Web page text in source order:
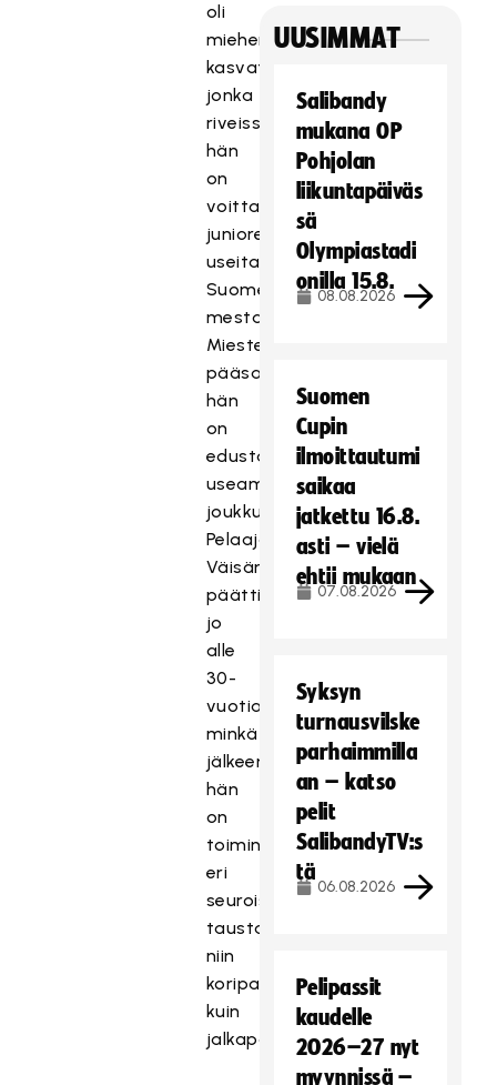
oli
miehen
kasvattajaseura,
jonka
riveissä
hän
on
voittanut
junioreissa
useita
Suomen
mestaruuksia.
Miesten
pääsarjatasolla
hän
on
edustanut
useampia
joukkueita.
Pelaajauransa
Väisänen
päätti
jo
alle
30-
vuotiaana,
minkä
jälkeen
hän
on
toiminut
eri
seuroissa
taustatehtävissä
niin
koripallossa
kuin
jalkapallossakin.
UUSIMMAT
Salibandy
mukana OP
Pohjolan
liikuntapäiväs
sä
Olympiastadi
onilla 15.8.
08.08.2026
Suomen
Cupin
ilmoittautumi
saikaa
jatkettu 16.8.
asti – vielä
ehtii mukaan
07.08.2026
Syksyn
turnausvilske
parhaimmilla
an – katso
pelit
SalibandyTV:s
tä
06.08.2026
Pelipassit
kaudelle
2026–27 nyt
myynnissä –